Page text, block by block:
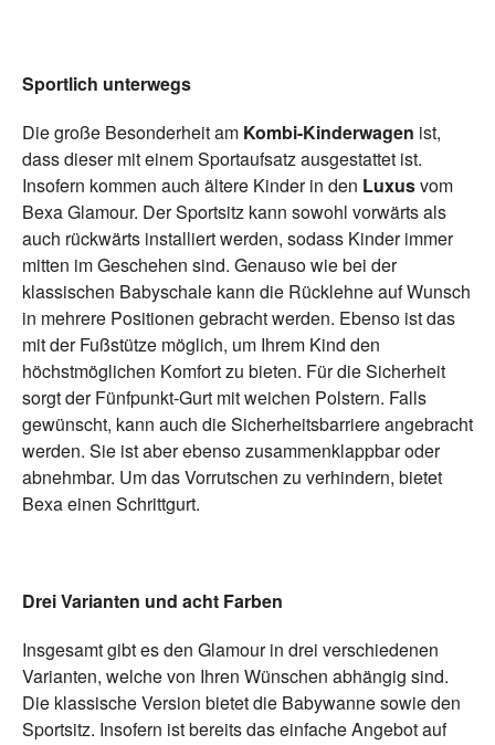
Sportlich unterwegs
Die große Besonderheit am Kombi-Kinderwagen ist,
dass dieser mit einem Sportaufsatz ausgestattet ist.
Insofern kommen auch ältere Kinder in den Luxusvom
Bexa Glamour. Der Sportsitz kann sowohl vorwärts als
auch rückwärts installiert werden, sodass Kinder immer
mitten im Geschehen sind. Genauso wie bei der
klassischen Babyschale kann die Rücklehne auf Wunsch
in mehrere Positionen gebracht werden. Ebenso ist das
mit der Fußstütze möglich, um Ihrem Kind den
höchstmöglichen Komfort zu bieten. Für die Sicherheit
sorgt der Fünfpunkt-Gurt mit weichen Polstern. Falls
gewünscht, kann auch die Sicherheitsbarriere angebracht
werden. Sie ist aber ebenso zusammenklappbar oder
abnehmbar. Um das Vorrutschen zu verhindern, bietet
Bexa einen Schrittgurt.
Drei Varianten und acht Farben
Insgesamt gibt es den Glamour in drei verschiedenen
Varianten, welche von Ihren Wünschen abhängig sind.
Die klassische Version bietet die Babywanne sowie den
Sportsitz. Insofern ist bereits das einfache Angebot auf